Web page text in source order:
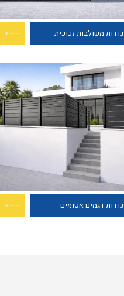
גדרות משולבות זכוכית
גדרות דגמים אטומים